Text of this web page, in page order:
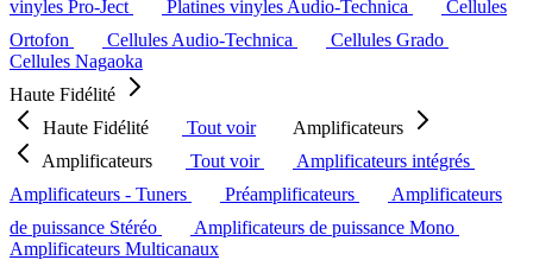
vinyles Pro-Ject
Platines vinyles Audio-Technica
Cellules
Ortofon
Cellules Audio-Technica
Cellules Grado
Cellules Nagaoka
Haute Fidélité
Haute Fidélité
Tout voir
Amplificateurs
Amplificateurs
Tout voir
Amplificateurs intégrés
Amplificateurs - Tuners
Préamplificateurs
Amplificateurs
de puissance Stéréo
Amplificateurs de puissance Mono
Amplificateurs Multicanaux